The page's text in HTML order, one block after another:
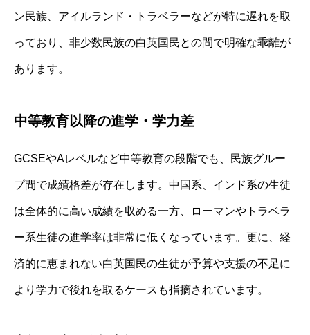
ン民族、アイルランド・トラベラーなどが特に遅れを取
っており、非少数民族の白英国民との間で明確な乖離が
あります。
中等教育以降の進学・学力差
GCSEやAレベルなど中等教育の段階でも、民族グルー
プ間で成績格差が存在します。中国系、インド系の生徒
は全体的に高い成績を収める一方、ローマンやトラベラ
ー系生徒の進学率は非常に低くなっています。更に、経
済的に恵まれない白英国民の生徒が予算や支援の不足に
より学力で後れを取るケースも指摘されています。